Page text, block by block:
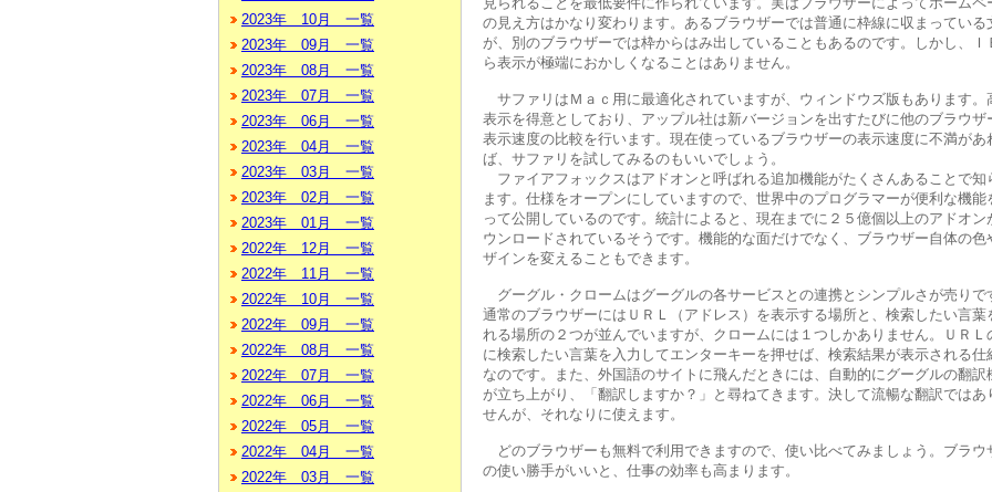
2023年 10月 一覧
2023年 09月 一覧
2023年 08月 一覧
2023年 07月 一覧
2023年 06月 一覧
2023年 04月 一覧
2023年 03月 一覧
2023年 02月 一覧
2023年 01月 一覧
2022年 12月 一覧
2022年 11月 一覧
2022年 10月 一覧
2022年 09月 一覧
2022年 08月 一覧
2022年 07月 一覧
2022年 06月 一覧
2022年 05月 一覧
2022年 04月 一覧
2022年 03月 一覧
の見え方はかなり変わります。あるブラウザーでは普通に枠線に収まっている
が、別のブラウザーでは枠からはみ出していることもあるのです。しかし、Ｉ
ら表示が極端におかしくなることはありません。
サファリはＭａｃ用に最適化されていますが、ウィンドウズ版もあります。
表示を得意としており、アップル社は新バージョンを出すたびに他のブラウザ
表示速度の比較を行います。現在使っているブラウザーの表示速度に不満があ
ば、サファリを試してみるのもいいでしょう。
ファイアフォックスはアドオンと呼ばれる追加機能がたくさんあることで知
ます。仕様をオープンにしていますので、世界中のプログラマーが便利な機能
って公開しているのです。統計によると、現在までに２５億個以上のアドオン
ウンロードされているそうです。機能的な面だけでなく、ブラウザー自体の色
ザインを変えることもできます。
グーグル・クロームはグーグルの各サービスとの連携とシンプルさが売りで
通常のブラウザーにはＵＲＬ（アドレス）を表示する場所と、検索したい言葉
れる場所の２つが並んでいますが、クロームには１つしかありません。ＵＲＬ
に検索したい言葉を入力してエンターキーを押せば、検索結果が表示される仕
なのです。また、外国語のサイトに飛んだときには、自動的にグーグルの翻訳
が立ち上がり、「翻訳しますか？」と尋ねてきます。決して流暢な翻訳ではあ
せんが、それなりに使えます。
どのブラウザーも無料で利用できますので、使い比べてみましょう。ブラウ
の使い勝手がいいと、仕事の効率も高まります。